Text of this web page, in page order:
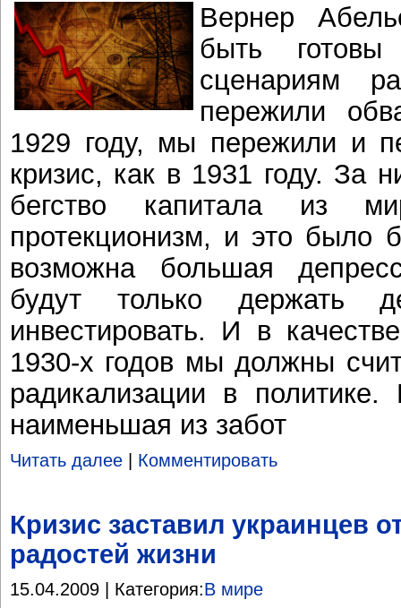
Вернер
быть
сценариям
пережили
1929 году, мы пережили и
кризис, как в 1931 году. За
бегство капитала из
протекционизм, и это было
возможна большая
будут только держать
инвестировать. И в
1930-х годов мы должны
радикализации в
наименьшая из забот
Читать далее | Комментировать
Кризис заставил украинцев
радостей жизни
15.04.2009 | Категория:В мире